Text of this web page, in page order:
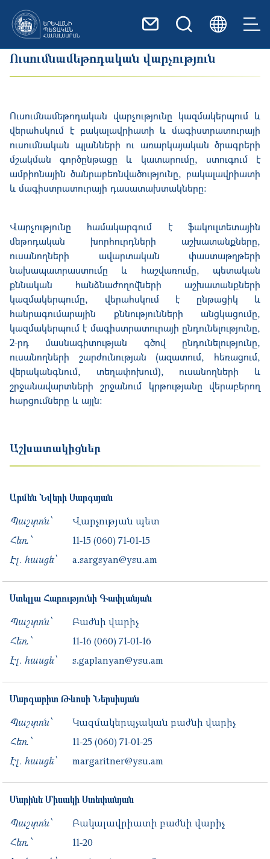
Ուսումնամեթոդական վարչություն
Ուսումնամեթոդական վարչությունը կազմակերպում և
վերահսկում է բակալավրիատի և մագիստրատուրայի
ուսումնական պլանների ու առարկայական ծրագրերի
մշակման գործընթացը և կատարումը, ստուգում է
ամբիոնային ծանրաբեռնվածությունը, բակալավրիատի
և մագիստրատուրայի դասատախտակները:
Վարչությունը համակարգում է ֆակուլտետային
մեթոդական խորհուրդների աշխատանքները,
ուսանողների ավարտական փաստաթղթերի
նախապատրաստումը և հաշվառումը, պետական
քննական հանձնաժողովների աշխատանքների
կազմակերպումը, վերահսկում է ընթացիկ և
հանրագումարային քննությունների անցկացումը,
կազմակերպում է մագիստրատուրայի ընդունելությունը,
2-րդ մասնագիտության գծով ընդունելությունը,
ուսանողների շարժունության (ազատում, հեռացում,
վերականգնում, տեղափոխում), ուսանողների և
շրջանավարտների շրջանում կրթությանը վերաբերող
հարցումները և այլն:
Աշխատակիցներ
Արմեն Նվերի Սարգսյան
Պաշտոն՝
Վարչության պետ
Հեռ․՝
11-15(060) 71-01-15
Էլ. հասցե՝
a.sargsyan@ysu.am
Ստելլա Հարությունի Գափլանյան
Պաշտոն՝
Բաժնի վարիչ
Հեռ․՝
11-16 (060) 71-01-16
Էլ. հասցե՝
s.gaplanyan@ysu.am
Մարգարիտ Թևոսի Ներսիսյան
Պաշտոն՝
Կազմակերպչական բաժնի վարիչ
Հեռ․՝
11-25(060) 71-01-25
Էլ. հասցե՝
margaritner@ysu.am
Մարինե Միսակի Ստեփանյան
Պաշտոն՝
Բակալավրիատի բաժնի վարիչ
Հեռ․՝
11-20